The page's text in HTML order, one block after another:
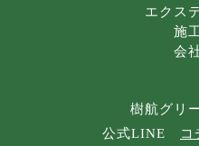
エクス
施
会
樹航グリ
公式LINE
コ